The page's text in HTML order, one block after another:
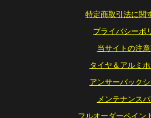
特定商取引法に関
プライバシーポ
当サイトの注
タイヤ＆アルミ
アンサーバック
メンテナンス
フルオーダーペイン